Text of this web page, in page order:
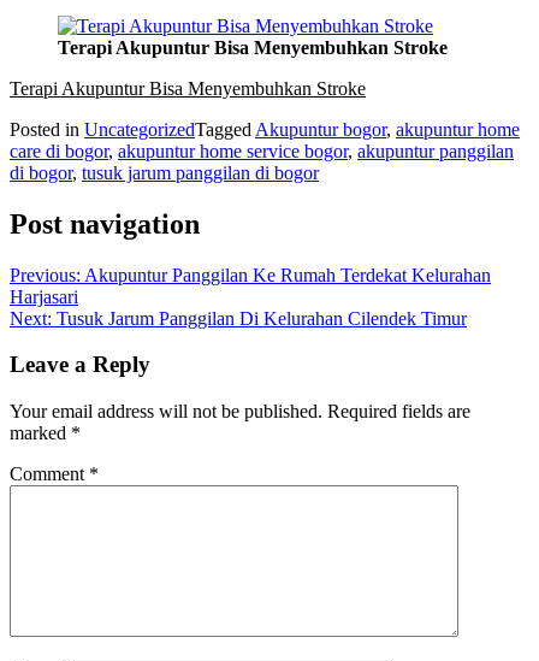
Terapi Akupuntur Bisa Menyembuhkan Stroke
Terapi Akupuntur Bisa Menyembuhkan Stroke
Posted in UncategorizedTagged Akupuntur bogor, akupuntur home
care di bogor, akupuntur home service bogor, akupuntur panggilan
di bogor, tusuk jarum panggilan di bogor
Post navigation
Previous: Akupuntur Panggilan Ke Rumah Terdekat Kelurahan
Harjasari
Next: Tusuk Jarum Panggilan Di Kelurahan Cilendek Timur
Leave a Reply
Your email address will not be published. Required fields are
marked *
Comment *